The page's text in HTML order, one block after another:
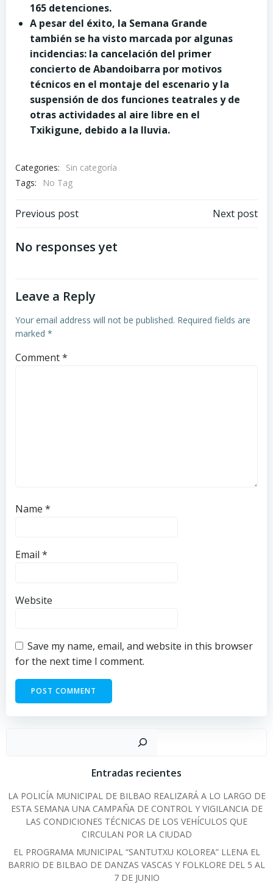
165 detenciones.
A pesar del éxito, la Semana Grande
también se ha visto marcada por algunas
incidencias: la cancelación del primer
concierto de Abandoibarra por motivos
técnicos en el montaje del escenario y la
suspensión de dos funciones teatrales y de
otras actividades al aire libre en el
Txikigune, debido a la lluvia.
Categories:
Sin categoría
Tags:
No Tag
Post
navigation
Previous post Next post
No responses yet
Leave a Reply
Your email address will not be published. Required fields are
marked *
Comment*
Name *
Email *
Website
Save my name, email, and website in this browser
for the next time I comment.
Entradas recientes
LA POLICÍA MUNICIPAL DE BILBAO REALIZARÁ A LO LARGO DE
ESTA SEMANA UNA CAMPAÑA DE CONTROL Y VIGILANCIA DE
LAS CONDICIONES TÉCNICAS DE LOS VEHÍCULOS QUE
CIRCULAN POR LA CIUDAD
EL PROGRAMA MUNICIPAL “SANTUTXU KOLOREA” LLENA EL
BARRIO DE BILBAO DE DANZAS VASCAS Y FOLKLORE DEL 5 AL
7 DE JUNIO